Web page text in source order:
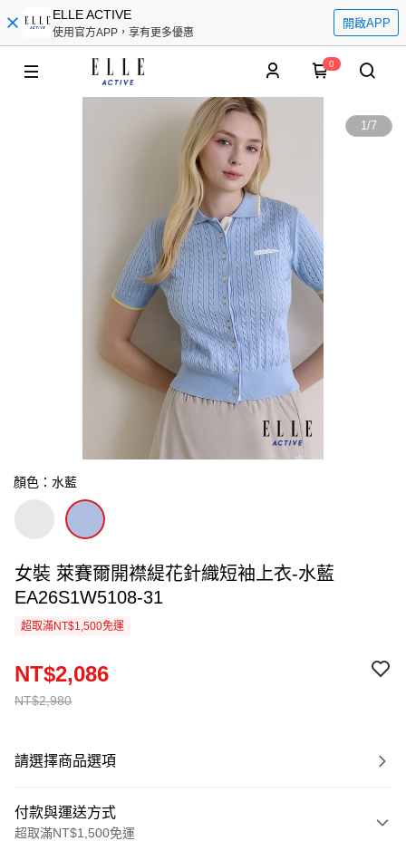
ELLE ACTIVE
使用官方APP，享有更多優惠
開啟APP
0
1/7
顏色：水藍
女裝 萊賽爾開襟緹花針織短袖上衣-水藍
EA26S1W5108-31
超取滿NT$1,500免運
NT$2,980
NT$2,086
請選擇商品選項
付款與運送方式
超取滿NT$1,500免運